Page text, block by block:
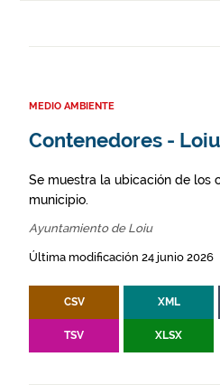
MEDIO AMBIENTE
Contenedores - Loiu
Se muestra la ubicación de los
municipio.
Ayuntamiento de Loiu
Última modificación 24 junio 2026
CSV XML
TSV XLSX